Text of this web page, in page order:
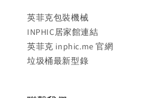
英菲克包裝機械
INPHIC居家館連結
英菲克 inphic.me 官網
垃圾桶最新型錄